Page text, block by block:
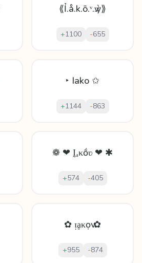
⟪Ỉ.å.k.ō.ᵛ.ѵ.ỳ⟫
+1100 -655
‣ Iako ✩
+1144 -863
❁ ❤ Ḭₐκṍʋ ❤ ✱
+574 -405
✿ ᴉḁκọѵ ✿
+955 -874